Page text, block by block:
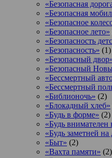
«Безопасная
«Безопасная
«Безопасное
«Безопасное лето»
«Безопасность
«Безопасность» (1)
«Безопасный
«Безопасный
«Бессмертный
«Бессмертный
«Библионочь» (2)
«Блокадный хлеб»
«Будь в форме» (2)
«Будь внимателен
«Будь заметней на
«Быт» (2)
«Вахта памяти» (2)